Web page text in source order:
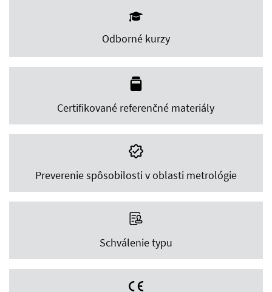
Odborné kurzy
Certifikované referenčné materiály
Preverenie spôsobilosti v oblasti metrológie
Schválenie typu